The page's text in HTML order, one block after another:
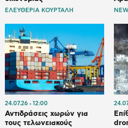
ΕΛΕΥΘΕΡΙΑ ΚΟΥΡΤΑΛΗ
24.07.26 12:00
Αντιδράσεις χωρών για
τους τελωνειακούς